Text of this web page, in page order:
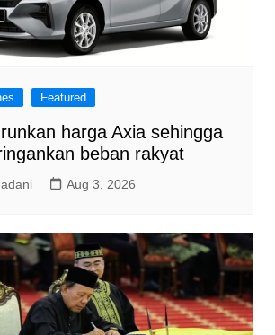
Featured
harga Axia sehingga
beban rakyat
Aug 3, 2026